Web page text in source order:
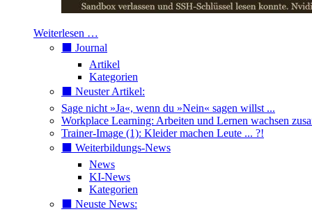
Weiterlesen …
⬛️ Journal
Artikel
Kategorien
⬛️ Neuster Artikel:
Sage nicht »Ja«, wenn du »Nein« sagen willst ...
Workplace Learning: Arbeiten und Lernen wachsen
Trainer-Image (1): Kleider machen Leute ... ?!
⬛️ Weiterbildungs-News
News
KI-News
Kategorien
⬛️ Neuste News: